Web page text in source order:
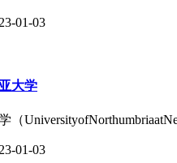
01-03
大学
（
01-03